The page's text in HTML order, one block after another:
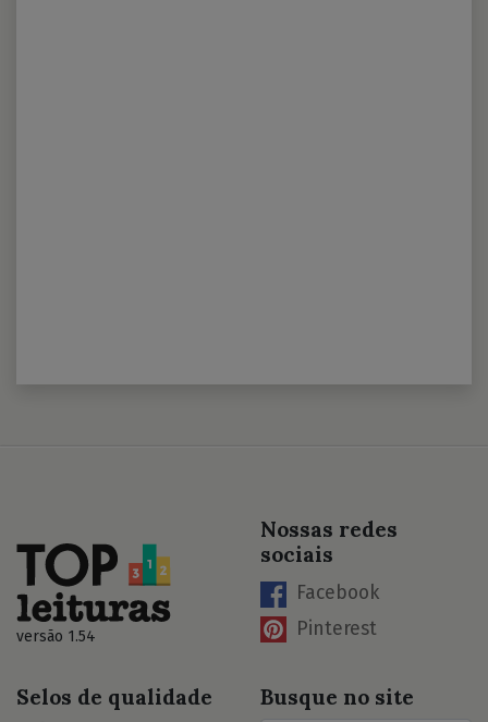
versão 1.54
Nossas redes
sociais
Facebook
Pinterest
Selos de qualidade Busque no site